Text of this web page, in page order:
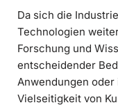
Da sich die
Technologien
Forschung und
entscheidender
Anwendungen
Vielseitigkeit von